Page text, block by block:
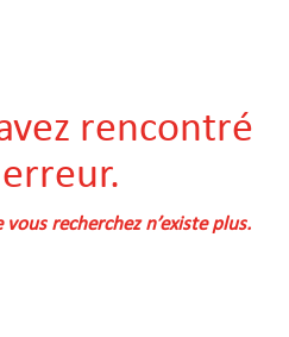
rencontré
recherchez n’existe plus.